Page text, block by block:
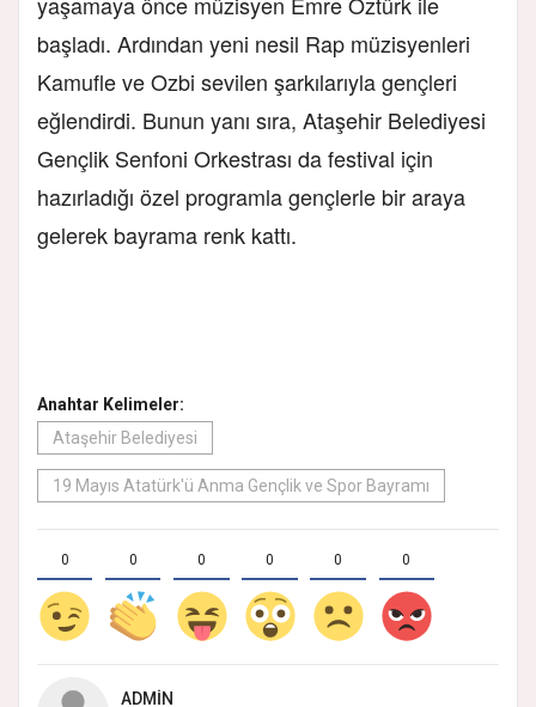
başladı. Ardından yeni nesil Rap müzisyenleri
Kamufle ve Ozbi sevilen şarkılarıyla gençleri
eğlendirdi. Bunun yanı sıra, Ataşehir Belediyesi
Gençlik Senfoni Orkestrası da festival için
hazırladığı özel programla gençlerle bir araya
gelerek bayrama renk kattı.
Anahtar Kelimeler:
Ataşehir Belediyesi
19 Mayıs Atatürk'ü Anma Gençlik ve Spor Bayramı
0 0 0 0 0 0
ADMIN